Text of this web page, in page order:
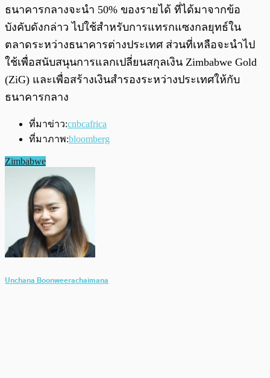
ธนาคารกลางจะนำ 50% ของรายได้ ที่ได้มาจากข้อ
บังคับดังกล่าว ไปใช้สำหรับการแทรกแซงกลยุทธ์ใน
ตลาดระหว่างธนาคารต่างประเทศ ส่วนที่เหลือจะนำไป
ใช้เพื่อสนับสนุนการแลกเปลี่ยนสกุลเงิน Zimbabwe Gold
(ZiG) และเพื่อสร้างเงินสำรองระหว่างประเทศให้กับ
ธนาคารกลาง
ที่มาข่าว:cnbcafrica
ที่มาภาพ:bloomberg
Zimbabwe
Unchana Boonweerachaimana